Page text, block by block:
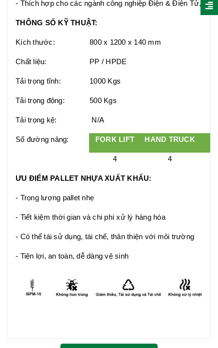
- Thích hợp cho các ngành công nghiệp Điện & Điện Tử,
THÔNG SỐ KỸ THUẬT:
Kích thước: 800 x 1200 x 140 mm
Chất liệu: PP / HPDE
Tải trọng tĩnh: 1000 Kgs
Tải trọng động: 500 Kgs
Tải trọng kệ: N/A
Số đường nâng: FORK LIFT HAND TRUCK
4 4
ƯU ĐIỂM PALLET NHỰA XUẤT KHẨU:
- Trọng lượng pallet nhẹ
- Tiết kiệm thời gian và chi phí xử lý hàng hóa
- Có thể tái sử dụng, tái chế, thân thiện với môi trường
- Tiện lợi, an toàn, dễ dàng vệ sinh